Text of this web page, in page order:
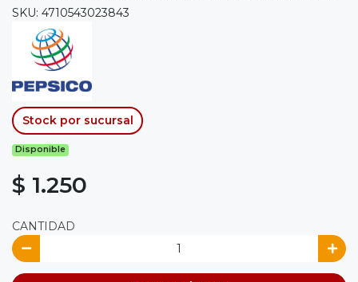
SKU: 4710543023843
Stock por sucursal
Disponible
$ 1.250
CANTIDAD